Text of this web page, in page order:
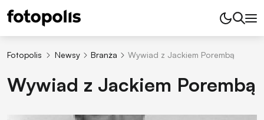
Fotopolis Newsy Branża Wywiad z Jackiem Porembą
Wywiad z Jackiem Porembą